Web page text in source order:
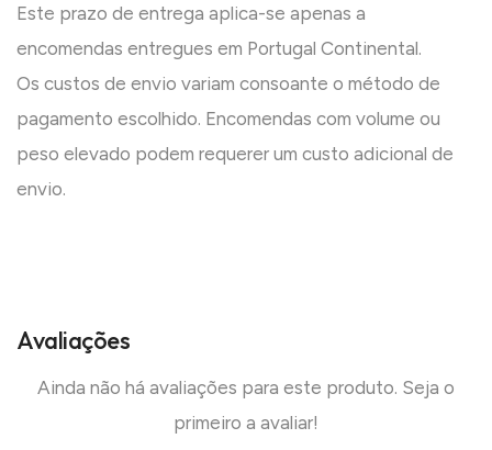
Este prazo de entrega aplica-se apenas a
encomendas entregues em Portugal Continental.
Os custos de envio variam consoante o método de
pagamento escolhido. Encomendas com volume ou
peso elevado podem requerer um custo adicional de
envio.
Avaliações
Ainda não há avaliações para este produto. Seja o
primeiro a avaliar!